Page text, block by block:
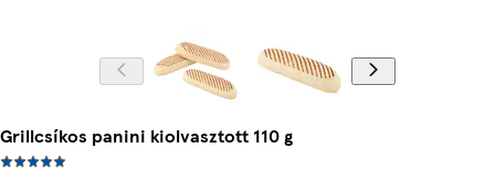
Grillcsíkos panini kiolvasztott 110 g